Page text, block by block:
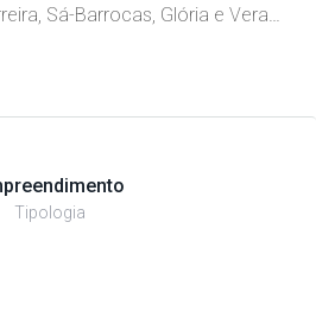
Glória e Vera Cruz, Aveiro, 3800-100, Portugal
Tipologia